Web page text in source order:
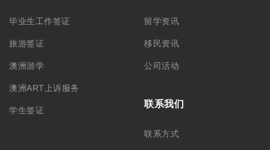
毕业生工作签证
旅游签证
澳洲游学
澳洲ART上诉服务
学生签证
留学资讯
移民资讯
公司活动
联系我们
联系方式